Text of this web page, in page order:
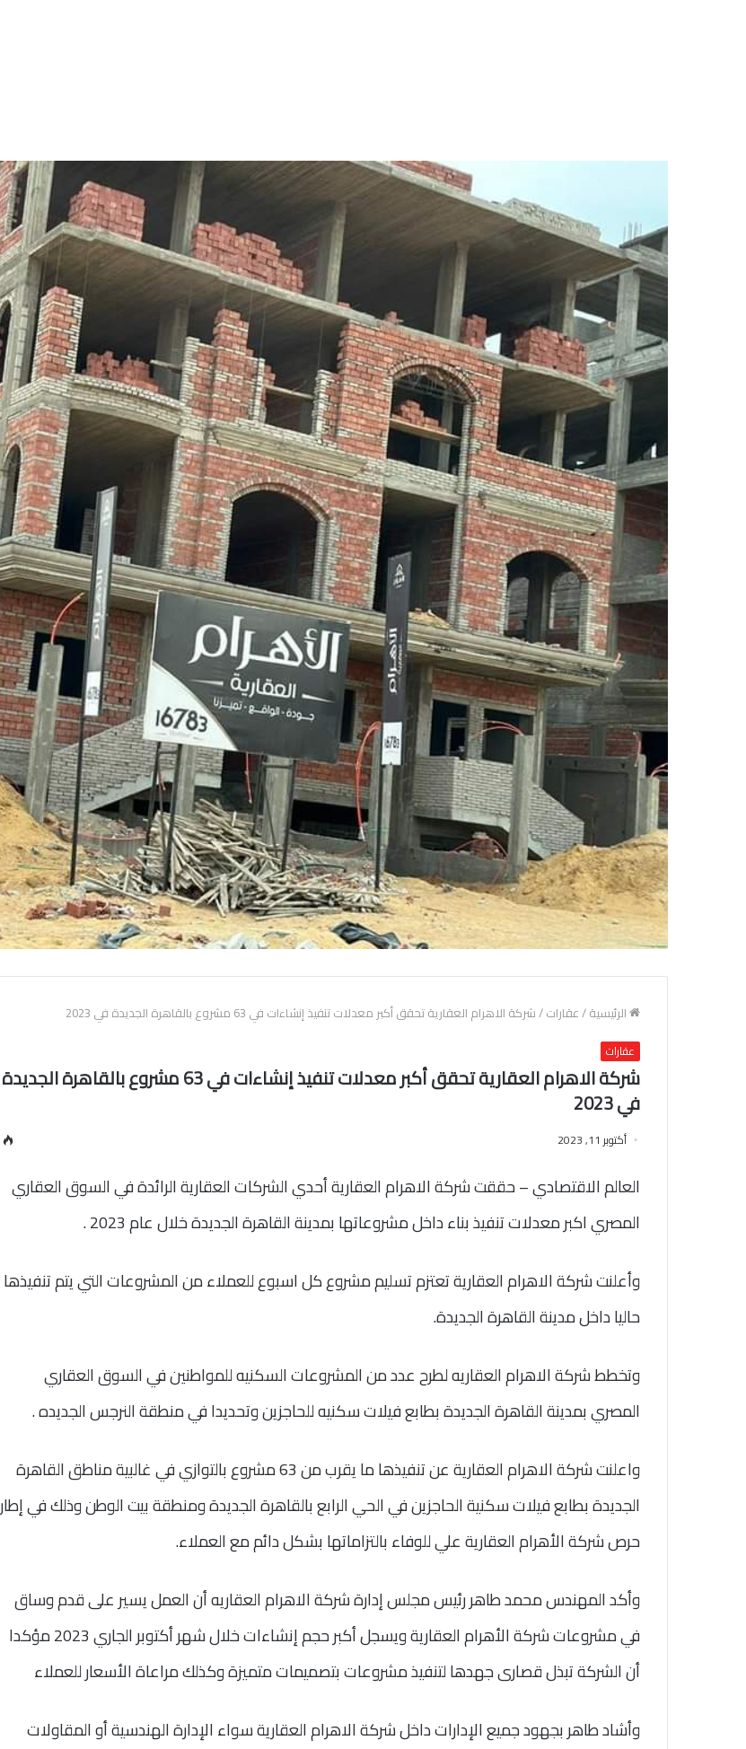
الرئيسية/عقارات/شركة الاهرام العقارية تحقق أكبر معدلات تنفيذ إنشاءات في 63 مشروع بالقاهرة الجديدة في 2023
عقارات
شركة الاهرام العقارية تحقق أكبر معدلات تنفيذ إنشاءات في 63 مشروع بالقاهرة الجديدة
في 2023
أكتوبر 11, 2023
العالم الاقتصادي – حققت شركة الاهرام العقارية أحدي الشركات العقارية الرائدة في السوق العقاري
المصري اكبر معدلات تنفيذ بناء داخل مشروعاتها بمدينة القاهرة الجديدة خلال عام 2023 .
وأعلنت شركة الاهرام العقارية تعتزم تسليم مشروع كل اسبوع للعملاء من المشروعات التي يتم تنفيذها
حاليا داخل مدينة القاهرة الجديدة.
وتخطط شركة الاهرام العقاريه لطرح عدد من المشروعات السكنيه للمواطنين في السوق العقاري
المصري بمدينة القاهرة الجديدة بطابع فيلات سكنيه للحاجزين وتحديدا في منطقة النرجس الجديده .
واعلنت شركة الاهرام العقارية عن تنفيذها ما يقرب من 63 مشروع بالتوازي في غالبية مناطق القاهرة
الجديدة بطابع فيلات سكنية الحاجزين في الحي الرابع بالقاهرة الجديدة ومنطقة بيت الوطن وذلك في إطار
حرص شركة الأهرام العقارية علي للوفاء بالتزاماتها بشكل دائم مع العملاء.
وأكد المهندس محمد طاهر رئيس مجلس إدارة شركة الاهرام العقاريه أن العمل يسير على قدم وساق
في مشروعات شركة الأهرام العقارية ويسجل أكبر حجم إنشاءات خلال شهر أكتوبر الجاري 2023 مؤكدا
أن الشركة تبذل قصارى جهدها لتنفيذ مشروعات بتصميمات متميزة وكذلك مراعاة الأسعار للعملاء
وأشاد طاهر بجهود جميع الإدارات داخل شركة الاهرام العقارية سواء الإدارة الهندسية أو المقاولات